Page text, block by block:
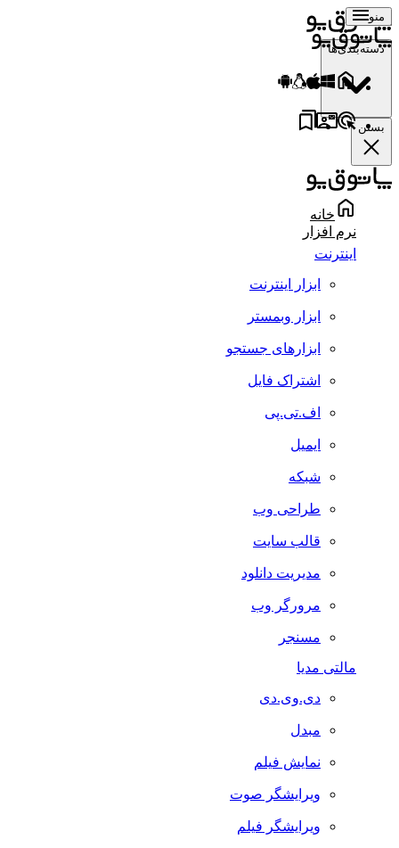
منو
دسته‌بندی‌ها
بستن
خانه
نرم افزار
اینترنت
ابزار اینترنت
ابزار وبمستر
ابزارهای جستجو
اشتراک فایل
اف.تی.پی
ایمیل
شبکه
طراحی وب
قالب سایت
مدیریت دانلود
مرورگر وب
مسنجر
مالتی مدیا
دی.وی.دی
مبدل
نمایش فیلم
ویرایشگر صوت
ویرایشگر فیلم